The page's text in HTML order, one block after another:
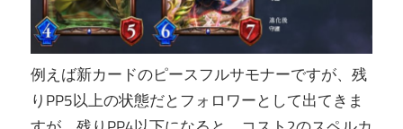
例えば新カードのピースフルサモナーですが、残
りPP5以上の状態だとフォロワーとして出てきま